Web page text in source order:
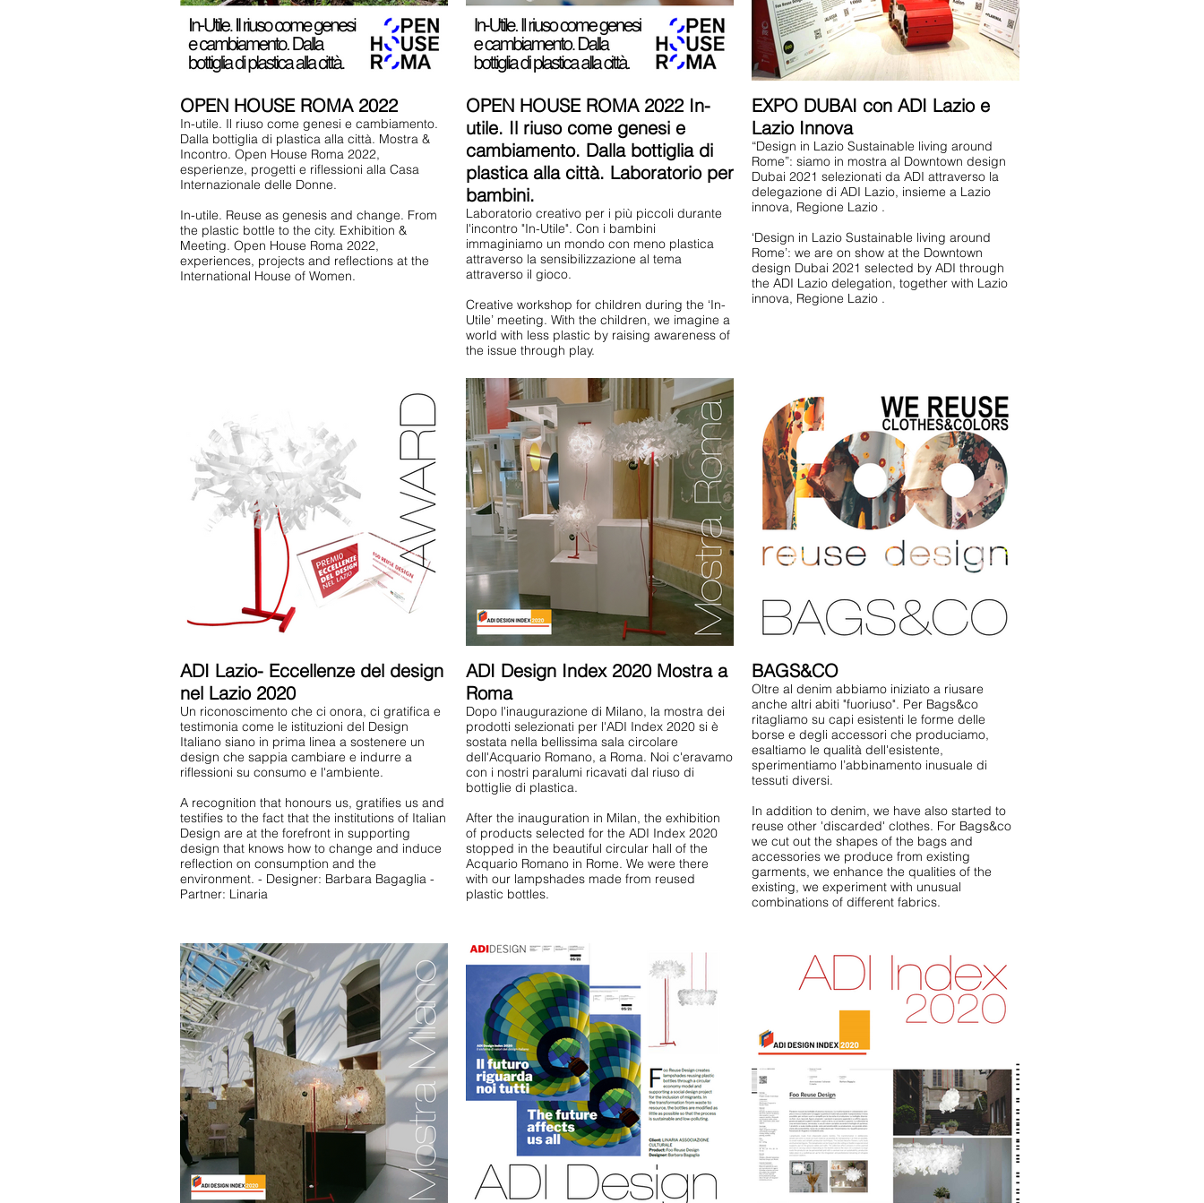
OPEN HOUSE ROMA 2022
In-utile. Il riuso come genesi e cambiamento.
Dalla bottiglia di plastica alla città. Mostra &
Incontro. Open House Roma 2022,
esperienze, progetti e riflessioni alla Casa
Internazionale delle Donne.
In-utile. Reuse as genesis and change. From
the plastic bottle to the city. Exhibition &
Meeting. Open House Roma 2022,
experiences, projects and reflections at the
International House of Women.
OPEN HOUSE ROMA 2022 In-
utile. Il riuso come genesi e
cambiamento. Dalla bottiglia di
plastica alla città. Laboratorio per
bambini.
Laboratorio creativo per i più piccoli durante
l'incontro "In-Utile". Con i bambini
immaginiamo un mondo con meno plastica
attraverso la sensibilizzazione al tema
attraverso il gioco.
Creative workshop for children during the ‘In-
Utile’ meeting. With the children, we imagine a
world with less plastic by raising awareness of
the issue through play.
EXPO DUBAI con ADI Lazio e
Lazio Innova
“Design in Lazio Sustainable living around
Rome”: siamo in mostra al Downtown design
Dubai 2021 selezionati da ADI attraverso la
delegazione di ADI Lazio, insieme a Lazio
innova, Regione Lazio .
‘Design in Lazio Sustainable living around
Rome’: we are on show at the Downtown
design Dubai 2021 selected by ADI through
the ADI Lazio delegation, together with Lazio
innova, Regione Lazio .
ADI Lazio- Eccellenze del design
nel Lazio 2020
Un riconoscimento che ci onora, ci gratifica e
testimonia come le istituzioni del Design
Italiano siano in prima linea a sostenere un
design che sappia cambiare e indurre a
riflessioni su consumo e l'ambiente.
A recognition that honours us, gratifies us and
testifies to the fact that the institutions of Italian
Design are at the forefront in supporting
design that knows how to change and induce
reflection on consumption and the
environment. - Designer: Barbara Bagaglia -
Partner: Linaria
ADI Design Index 2020 Mostra a
Roma
Dopo l'inaugurazione di Milano, la mostra dei
prodotti selezionati per l'ADI Index 2020 si è
sostata nella bellissima sala circolare
dell'Acquario Romano, a Roma. Noi c'eravamo
con i nostri paralumi ricavati dal riuso di
bottiglie di plastica.
After the inauguration in Milan, the exhibition
of products selected for the ADI Index 2020
stopped in the beautiful circular hall of the
Acquario Romano in Rome. We were there
with our lampshades made from reused
plastic bottles.
BAGS&CO
Oltre al denim abbiamo iniziato a riusare
anche altri abiti "fuoriuso". Per Bags&co
ritagliamo su capi esistenti le forme delle
borse e degli accessori che produciamo,
esaltiamo le qualità dell'esistente,
sperimentiamo l’abbinamento inusuale di
tessuti diversi.
In addition to denim, we have also started to
reuse other 'discarded' clothes. For Bags&co
we cut out the shapes of the bags and
accessories we produce from existing
garments, we enhance the qualities of the
existing, we experiment with unusual
combinations of different fabrics.